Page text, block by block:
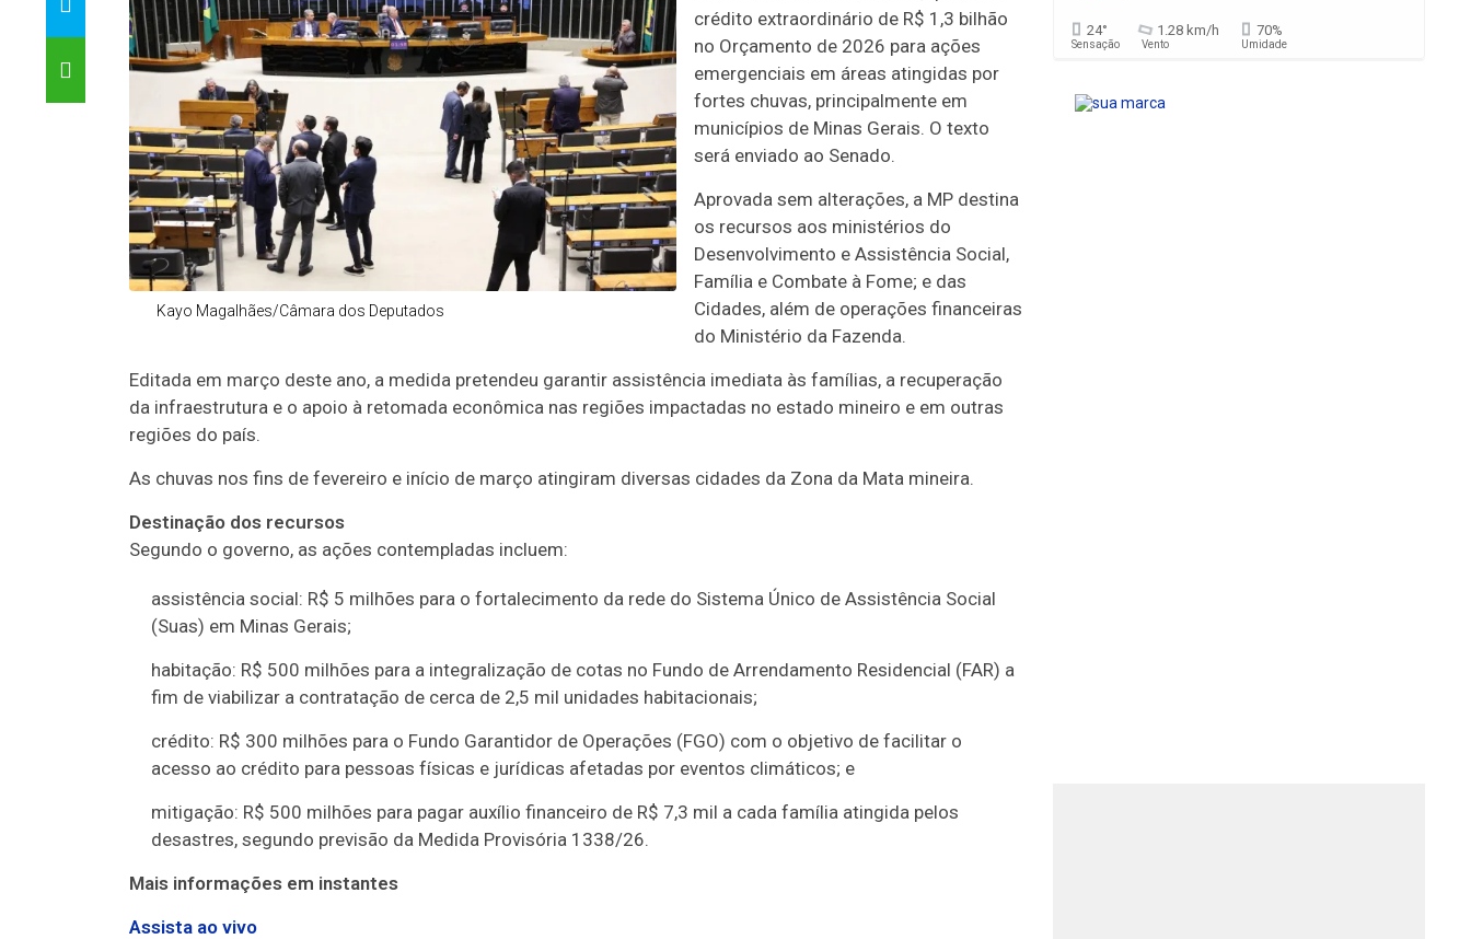
Kayo Magalhães/Câmara dos Deputados
crédito extraordinário de R$ 1,3 bilhão
no Orçamento de 2026 para ações
emergenciais em áreas atingidas por
fortes chuvas, principalmente em
municípios de Minas Gerais. O texto
será enviado ao Senado.
Aprovada sem alterações, a MP destina
os recursos aos ministérios do
Desenvolvimento e Assistência Social,
Família e Combate à Fome; e das
Cidades, além de operações financeiras
do Ministério da Fazenda.
Editada em março deste ano, a medida pretendeu garantir assistência imediata às famílias, a recuperação
da infraestrutura e o apoio à retomada econômica nas regiões impactadas no estado mineiro e em outras
regiões do país.
As chuvas nos fins de fevereiro e início de março atingiram diversas cidades da Zona da Mata mineira.
Destinação dos recursos
Segundo o governo, as ações contempladas incluem:
assistência social: R$ 5 milhões para o fortalecimento da rede do Sistema Único de Assistência Social
(Suas) em Minas Gerais;
habitação: R$ 500 milhões para a integralização de cotas no Fundo de Arrendamento Residencial (FAR) a
fim de viabilizar a contratação de cerca de 2,5 mil unidades habitacionais;
crédito: R$ 300 milhões para o Fundo Garantidor de Operações (FGO) com o objetivo de facilitar o
acesso ao crédito para pessoas físicas e jurídicas afetadas por eventos climáticos; e
mitigação: R$ 500 milhões para pagar auxílio financeiro de R$ 7,3 mil a cada família atingida pelos
desastres, segundo previsão da Medida Provisória 1338/26.
Mais informações em instantes
Assista ao vivo
24°
Sensação
1.28 km/h
Vento
70%
Umidade